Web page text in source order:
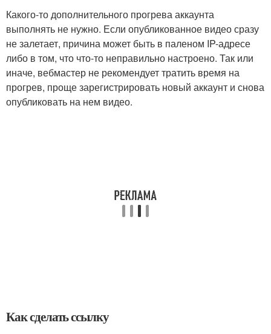
Какого-то дополнительного прогрева аккаунта
выполнять не нужно. Если опубликованное видео сразу
не залетает, причина может быть в паленом IP-адресе
либо в том, что что-то неправильно настроено. Так или
иначе, вебмастер не рекомендует тратить время на
прогрев, проще зарегистрировать новый аккаунт и снова
опубликовать на нем видео.
Как сделать ссылку